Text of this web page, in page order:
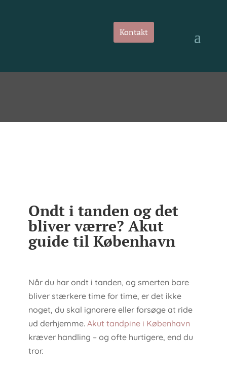
Kontakt
Ondt i tanden og det
bliver værre? Akut
guide til København
Når du har ondt i tanden, og smerten bare
bliver stærkere time for time, er det ikke
noget, du skal ignorere eller forsøge at ride
ud derhjemme. Akut tandpine i København
kræver handling – og ofte hurtigere, end du
tror.